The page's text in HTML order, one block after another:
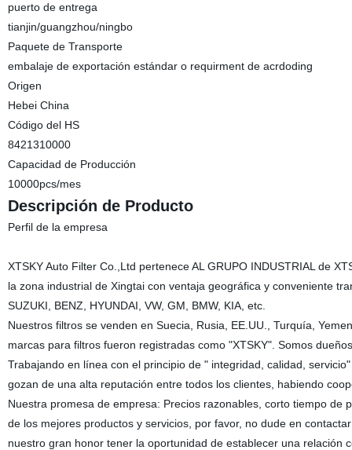
puerto de entrega
tianjin/guangzhou/ningbo
Paquete de Transporte
embalaje de exportación estándar o requirment de acrdoding
Origen
Hebei China
Código del HS
8421310000
Capacidad de Producción
10000pcs/mes
Descripción de Producto
Perfil de la empresa
XTSKY Auto Filter Co.,Ltd pertenece AL GRUPO INDUSTRIAL de
la zona industrial de Xingtai con ventaja geográfica y conveniente
SUZUKI, BENZ, HYUNDAI, VW, GM, BMW, KIA, etc.
Nuestros filtros se venden en Suecia, Rusia, EE.UU., Turquía,
marcas para filtros fueron registradas como "XTSKY". Somos
Trabajando en línea con el principio de " integridad, calidad,
gozan de una alta reputación entre todos los clientes, habiendo
Nuestra promesa de empresa: Precios razonables, corto tiempo
de los mejores productos y servicios, por favor, no dude en
nuestro gran honor tener la oportunidad de establecer una relación